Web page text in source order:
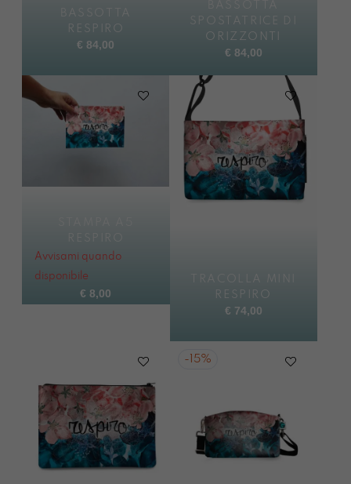
BASSOTTA
RESPIRO
€ 84,00
SPOSTATRICE DI
ORIZZONTI
€ 84,00
Avvisami quando
disponibile
€ 8,00
TRACOLLA MINI
RESPIRO
€ 74,00
- 15%